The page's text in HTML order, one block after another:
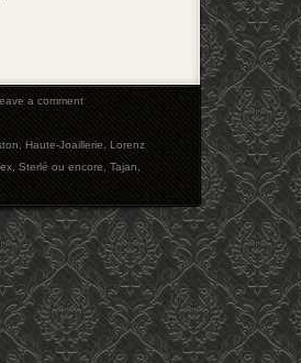
a comment
,Haute-Joaillerie,Lorenz
,Sterlé ou encore,Tajan,